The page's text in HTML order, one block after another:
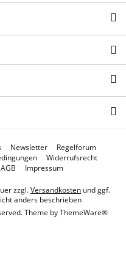
Newsletter
Regelforum
Widerrufsrecht
AGB Impressum
zzgl.Versandkosten und ggf.
anders beschrieben
Theme byThemeWare®